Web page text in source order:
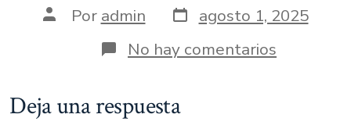
AutorPor admin Fecha
de
publicación
agosto 1, 2025
No hay comentarios
Deja una respuesta